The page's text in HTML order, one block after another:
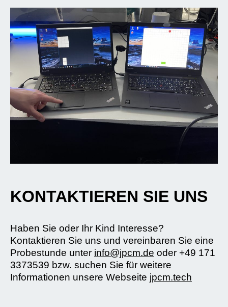
KONTAKTIEREN SIE UNS
Haben Sie oder Ihr Kind Interesse?
Kontaktieren Sie uns und vereinbaren Sie eine
Probestunde unter info@jpcm.de oder +49 171
3373539 bzw. suchen Sie für weitere
Informationen unsere Webseite jpcm.tech